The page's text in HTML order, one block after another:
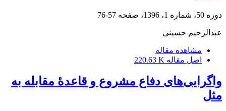
دوره 50، شماره 1، 1396، صفحه 57-76
عبدالرحیم حسینی
مشاهده مقاله
اصل مقاله 220.63 K
واگرایی‌های دفاع مشروع و قاعدۀ مقابله به‌
مثل